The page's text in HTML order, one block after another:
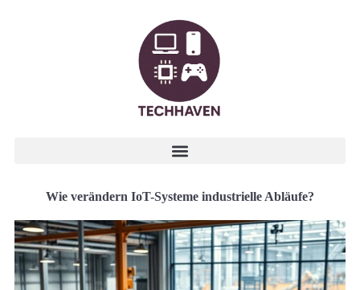
Wie verändern IoT-Systeme industrielle Abläufe?